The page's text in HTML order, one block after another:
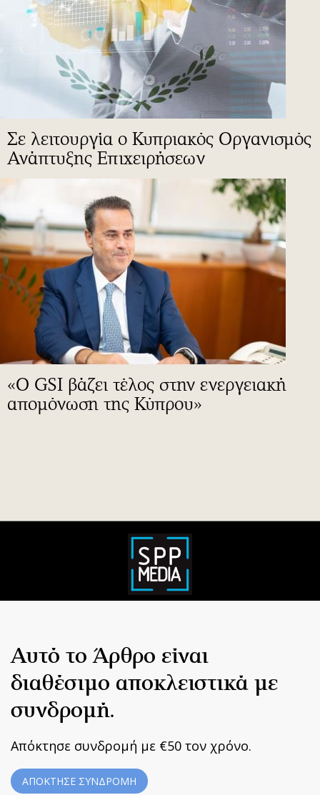
Αυτό το Άρθρο είναι
διαθέσιμο αποκλειστικά με
συνδρομή.
Απόκτησε συνδρομή με €50 τον χρόνο.
ΑΠΟΚΤΗΣΕ ΣΥΝΔΡΟΜΗ
Σε λειτουργία ο Κυπριακός Οργανισμός
Ανάπτυξης Επιχειρήσεων
«Ο GSI βάζει τέλος στην ενεργειακή
απομόνωση της Κύπρου»
Home|Terms & Conditions |